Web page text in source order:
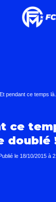
Et pendant ce temps
ce
doublé
le 18/10/2015 à